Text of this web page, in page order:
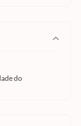
do